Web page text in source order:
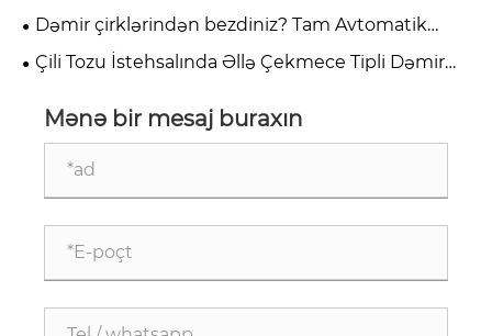
bilər?
Dəmir çirklərindən bezdiniz? Tam Avtomatik
Dəmir Təmizləyicisini sınayın!
Çili Tozu İstehsalında Əllə Çekmece Tipli Dəmir
Mənə bir mesaj buraxın